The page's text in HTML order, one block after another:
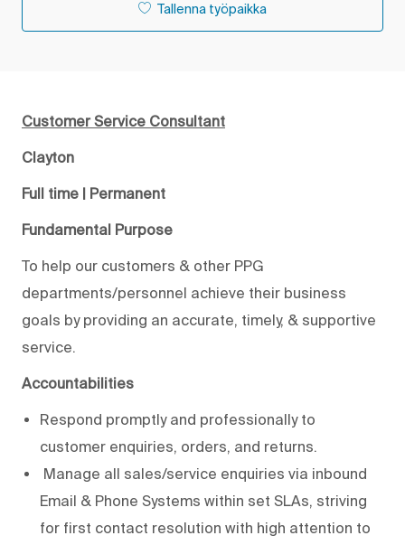
Tallenna työpaikka
Customer Service Consultant
Clayton
Full time | Permanent
Fundamental Purpose
To help our customers & other PPG
departments/personnel achieve their business
goals by providing an accurate, timely, & supportive
service.
Accountabilities
Respond promptly and professionally to
customer enquiries, orders, and returns.
Manage all sales/service enquiries via inbound
Email & Phone Systems within set SLAs, striving
for first contact resolution with high attention to